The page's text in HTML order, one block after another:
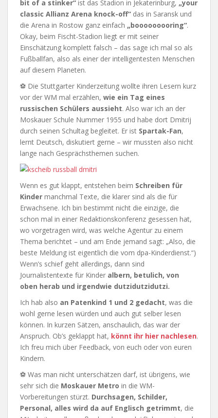
bit of a stinker“ ist das Stadion in Jekaterinburg, „your
classic Allianz Arena knock-off“ das in Saransk und
die Arena in Rostow ganz einfach „booooooooring“.
Okay, beim Fischt-Stadion liegt er mit seiner
Einschätzung komplett falsch – das sage ich mal so als
Fußballfan, also als einer der intelligentesten Menschen
auf diesem Planeten.
⚽ Die Stuttgarter Kinderzeitung wollte ihren Lesern kurz
vor der WM mal erzählen, wie ein Tag eines
russischen Schülers aussieht. Also war ich an der
Moskauer Schule Nummer 1955 und habe dort Dmitrij
durch seinen Schultag begleitet. Er ist Spartak-Fan,
lernt Deutsch, diskutiert gerne – wir mussten also nicht
lange nach Gesprächsthemen suchen.
Wenn es gut klappt, entstehen beim Schreiben für
Kinder manchmal Texte, die klarer sind als die für
Erwachsene. Ich bin bestimmt nicht die einzige, die
schon mal in einer Redaktionskonferenz gesessen hat,
wo vorgetragen wird, was welche Agentur zu einem
Thema berichtet – und am Ende jemand sagt: „Also, die
beste Meldung ist eigentlich die vom dpa-Kinderdienst.“)
Wenn’s schief geht allerdings, dann sind
Journalistentexte für Kinder albern, betulich, von
oben herab und irgendwie dutzidutzidutzi.
Ich hab also an Patenkind 1 und 2 gedacht, was die
wohl gerne lesen würden und auch gut selber lesen
können. In kurzen Sätzen, anschaulich, das war der
Anspruch. Ob’s geklappt hat, könnt ihr hier nachlesen.
Ich freu mich über Feedback, von euch oder von euren
Kindern.
⚽ Was man nicht unterschätzen darf, ist übrigens, wie
sehr sich die Moskauer Metro in die WM-
Vorbereitungen stürzt. Durchsagen, Schilder,
Personal, alles wird da auf Englisch getrimmt, die